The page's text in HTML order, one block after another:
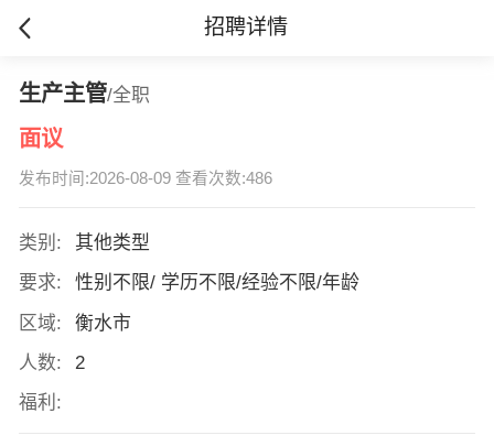
招聘详情
生产主管/全职
面议
发布时间:2026-08-09 查看次数:486
类别:
其他类型
要求:
性别不限/ 学历不限/经验不限/年龄
区域:
衡水市
人数:
2
福利: